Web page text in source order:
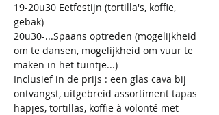
19-20u30 Eetfestijn (tortilla's, koffie,
gebak)
20u30-...Spaans optreden (mogelijkheid
om te dansen, mogelijkheid om vuur te
maken in het tuintje...)
Inclusief in de prijs : een glas cava bij
ontvangst, uitgebreid assortiment tapas
hapjes, tortillas, koffie à volonté met